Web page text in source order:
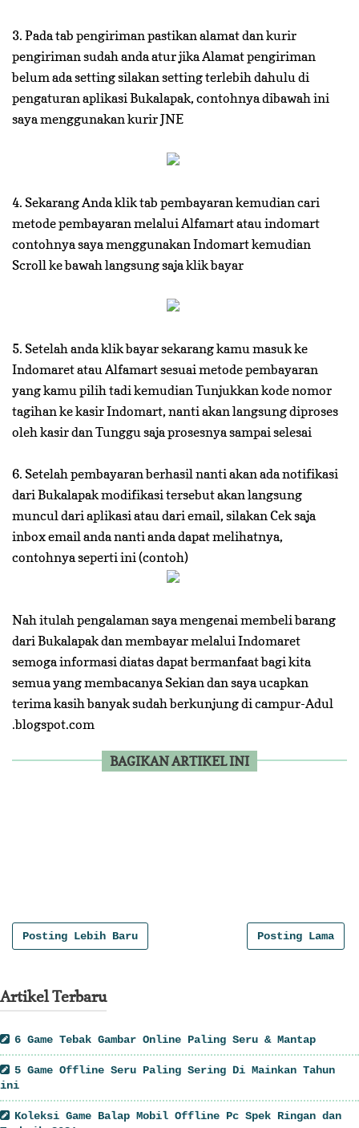
3. Pada tab pengiriman pastikan alamat dan kurir
pengiriman sudah anda atur jika Alamat pengiriman
belum ada setting silakan setting terlebih dahulu di
pengaturan aplikasi Bukalapak, contohnya dibawah ini
saya menggunakan kurir JNE
4. Sekarang Anda klik tab pembayaran kemudian cari
metode pembayaran melalui Alfamart atau indomart
contohnya saya menggunakan Indomart kemudian
Scroll ke bawah langsung saja klik bayar
5. Setelah anda klik bayar sekarang kamu masuk ke
Indomaret atau Alfamart sesuai metode pembayaran
yang kamu pilih tadi kemudian Tunjukkan kode nomor
tagihan ke kasir Indomart, nanti akan langsung diproses
oleh kasir dan Tunggu saja prosesnya sampai selesai
6. Setelah pembayaran berhasil nanti akan ada notifikasi
dari Bukalapak modifikasi tersebut akan langsung
muncul dari aplikasi atau dari email, silakan Cek saja
inbox email anda nanti anda dapat melihatnya,
contohnya seperti ini (contoh)
Nah itulah pengalaman saya mengenai membeli barang
dari Bukalapak dan membayar melalui Indomaret
semoga informasi diatas dapat bermanfaat bagi kita
semua yang membacanya Sekian dan saya ucapkan
terima kasih banyak sudah berkunjung di campur-Adul
.blogspot.com
BAGIKAN ARTIKEL INI
Posting Lebih Baru Posting Lama
Artikel Terbaru
6 Game Tebak Gambar Online Paling Seru & Mantap
5 Game Offline Seru Paling Sering Di Mainkan Tahun
ini
Koleksi Game Balap Mobil Offline Pc Spek Ringan dan